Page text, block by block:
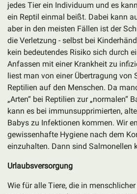
jedes Tier ein Individuum und es
ein Reptil einmal beißt. Dabei kann
aber in den meisten Fällen ist der
die Verletzung - selbst bei
kein bedeutendes Risiko sich durch
Anfassen mit einer Krankheit zu
liest man von einer Übertragung von
Reptilien auf den Menschen. Da
„Arten“ bei Reptilien zur „normalen“
kann es bei immunsupprimierten,
Babys zu Infektionen kommen. Wir
gewissenhafte Hygiene nach dem
einzuhalten. Dann sind Salmonellen
Urlaubsversorgung
Wie für alle Tiere, die in